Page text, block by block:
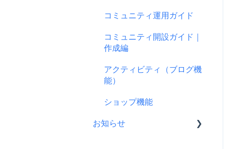
除について
マイページの機能について
ス
Paypal決済
支援をする前に
コンビニ払い
について
リターン設定で気をつける
リターンについて
プロフィールについて
プロジェクト達成に役立つ
プロジェクト公開後によく
更・中止について
コミュニティ運用ガイド
コミュニティ開設ガイド｜
作成編
アクティビティ（ブログ機
能）
ショップ機能
お知らせ